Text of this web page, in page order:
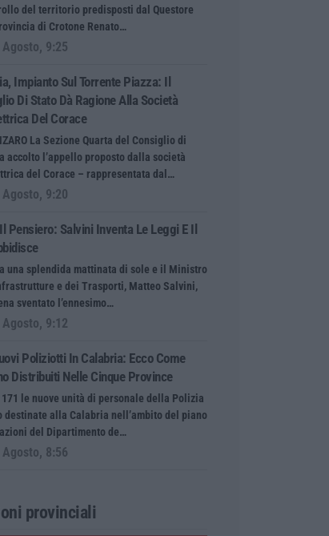
del territorio predisposti dal Questore
di Crotone Renato…
Agosto, 9:25
Impianto Sul Torrente Piazza: Il
Di Stato Dà Ragione Alla Società
Del Corace
La Sezione Quarta del Consiglio di
accolto l’appello proposto dalla società
del Corace – rappresentata dal…
Agosto, 9:20
Pensiero: Salvini Inventa Le Leggi E Il
una splendida mattinata di sole e il Ministro
e dei Trasporti, Matteo Salvini,
sventato l’ennesimo…
Agosto, 9:12
Poliziotti In Calabria: Ecco Come
Distribuiti Nelle Cinque Province
171 le nuove unità di personale della Polizia
destinate alla Calabria nell’ambito del piano
del Dipartimento de…
Agosto, 8:56
provinciali